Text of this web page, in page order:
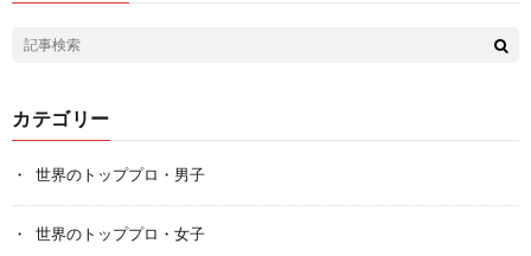
カテゴリー
世界のトッププロ・男子
世界のトッププロ・女子